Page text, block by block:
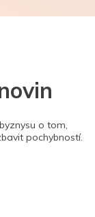
o tom,
pochybností.